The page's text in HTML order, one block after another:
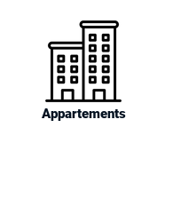
Appartements